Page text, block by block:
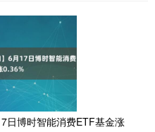
日博时智能消费ETF基金涨